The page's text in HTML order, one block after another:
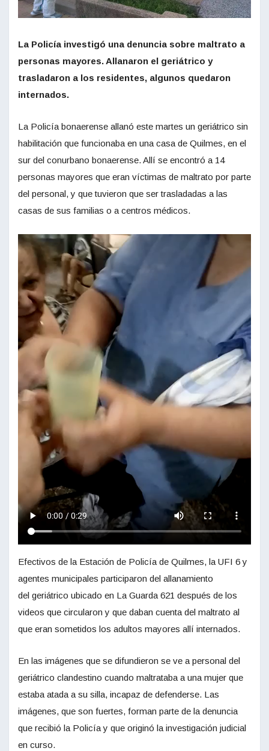
La Policía investigó una denuncia sobre maltrato a
personas mayores. Allanaron el geriátrico y
trasladaron a los residentes, algunos quedaron
internados.
La Policía bonaerense allanó este martes un geriátrico sin
habilitación que funcionaba en una casa de Quilmes, en el
sur del conurbano bonaerense. Allí se encontró a 14
personas mayores que eran víctimas de maltrato por parte
del personal, y que tuvieron que ser trasladadas a las
casas de sus familias o a centros médicos.
Efectivos de la Estación de Policía de Quilmes, la UFI 6 y
agentes municipales participaron del allanamiento
del geriátrico ubicado en La Guarda 621 después de los
videos que circularon y que daban cuenta del maltrato al
que eran sometidos los adultos mayores allí internados.
En las imágenes que se difundieron se ve a personal del
geriátrico clandestino cuando maltrataba a una mujer que
estaba atada a su silla, incapaz de defenderse. Las
imágenes, que son fuertes, forman parte de la denuncia
que recibió la Policía y que originó la investigación judicial
en curso.